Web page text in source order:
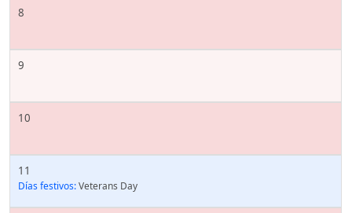
8
9
10
11
Días festivos:Veterans Day